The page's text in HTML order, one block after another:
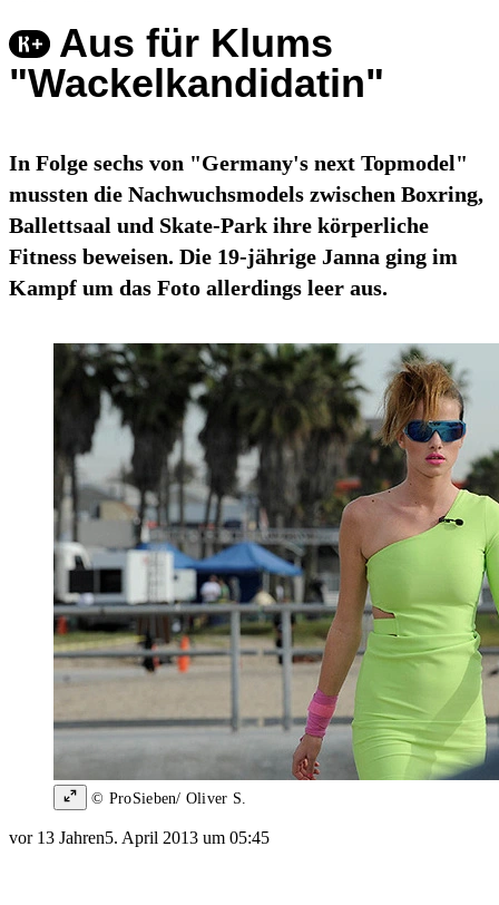
Aus für Klums
"Wackelkandidatin"
In Folge sechs von "Germany's next Topmodel"
mussten die Nachwuchsmodels zwischen Boxring,
Ballettsaal und Skate-Park ihre körperliche
Fitness beweisen. Die 19-jährige Janna ging im
Kampf um das Foto allerdings leer aus.
© ProSieben/ Oliver S.
vor 13 Jahren5. April 2013 um 05:45